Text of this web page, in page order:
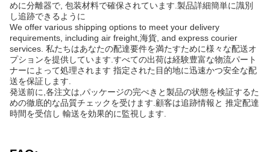
めに分離器で, 包装材料で確保されています.製品詳細簡単に識別
し追跡できるように
We offer various shipping options to meet your delivery
requirements, including air freight,海貨, and express courier
services. 私たちはあなたの配達要件を満たすために様々な配送オ
プションを提供しています.すべての出荷は経験豊富な物流パート
ナーによって処理されます 指定された目的地に迅速かつ安全な配
送を保証します.
発送前に,各注文は,パッケージの完ぺきと製品の状態を検証するた
めの徹底的な品質チェックを受けます.顧客は追跡情報と 推定配達
時間を受信し 輸送を効果的に監視します.